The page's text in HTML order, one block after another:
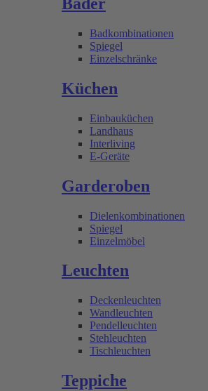
Badkombinationen
Spiegel
Einzelschränke
Küchen
Einbauküchen
Landhaus
Interliving
E-Geräte
Garderoben
Dielenkombinationen
Spiegel
Einzelmöbel
Leuchten
Deckenleuchten
Wandleuchten
Pendelleuchten
Stehleuchten
Tischleuchten
Teppiche